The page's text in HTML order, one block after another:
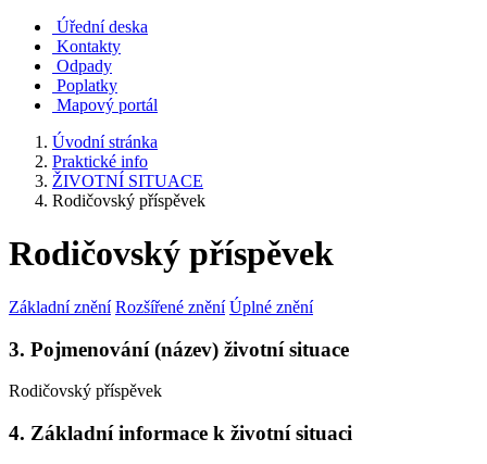
Úřední deska
Kontakty
Odpady
Poplatky
Mapový portál
Úvodní stránka
Praktické info
ŽIVOTNÍ SITUACE
Rodičovský příspěvek
Rodičovský příspěvek
Základní znění Rozšířené znění Úplné znění
3. Pojmenování (název) životní situace
Rodičovský příspěvek
4. Základní informace k životní situaci